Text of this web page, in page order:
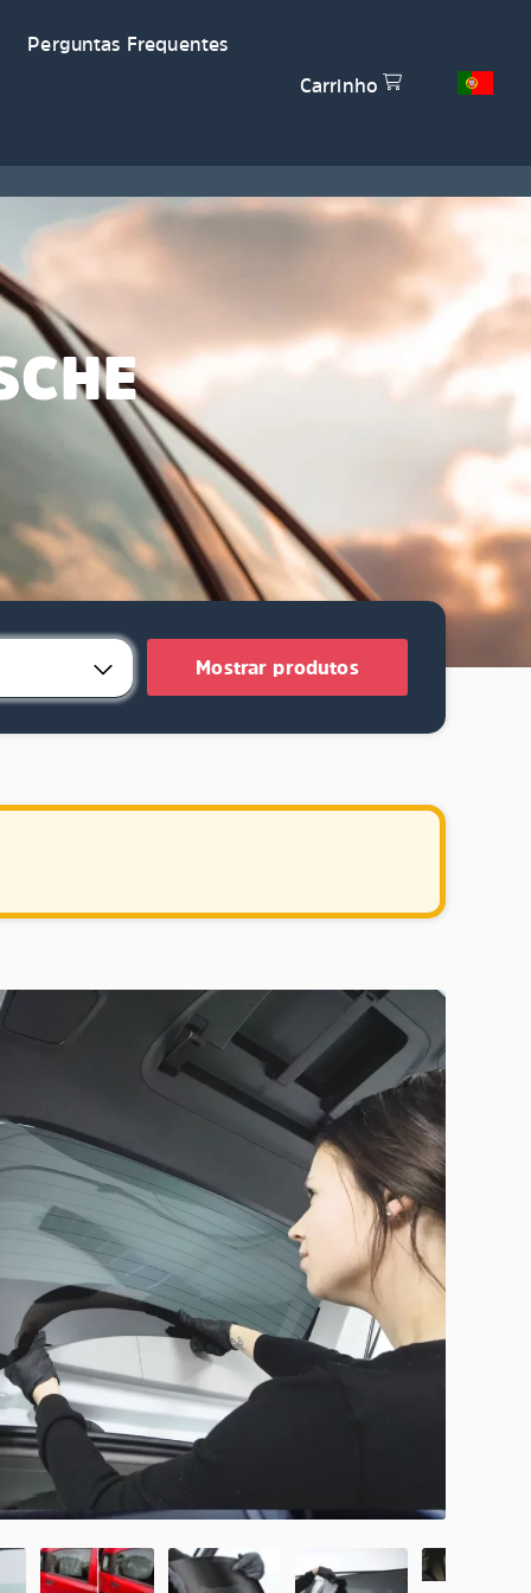
Perguntas Frequentes
Carrinho
Mostrar produtos